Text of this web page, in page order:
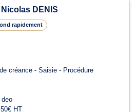
Nicolas DENIS
rapidement
créance - Saisie - Procédure
deo
HT